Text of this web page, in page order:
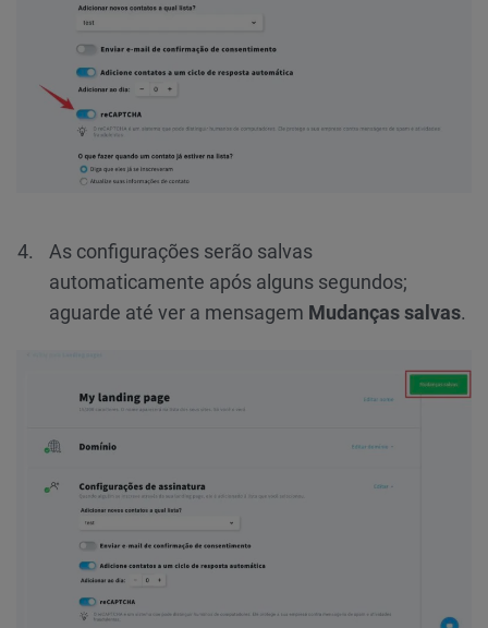
As configurações serão salvas
automaticamente após alguns segundos;
aguarde até ver a mensagem Mudanças salvas.